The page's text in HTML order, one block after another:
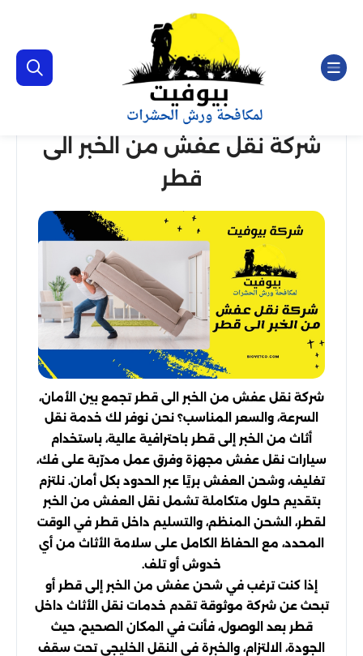
شركة نقل عفش من الخبر الى
قطر
شركة نقل عفش من الخبر الى قطر تجمع بين الأمان،
السرعة، والسعر المناسب؟ نحن نوفر لك خدمة نقل
أثاث من الخبر إلى قطر باحترافية عالية، باستخدام
سيارات نقل عفش مجهزة وفرق عمل مدرّبة على فك،
تغليف، وشحن العفش بريًا عبر الحدود بكل أمان. نلتزم
بتقديم حلول متكاملة تشمل نقل العفش من الخبر
لقطر، الشحن المنظم، والتسليم داخل قطر في الوقت
المحدد، مع الحفاظ الكامل على سلامة الأثاث من أي
خدوش أو تلف.
إذا كنت ترغب في شحن عفش من الخبر إلى قطر أو
تبحث عن شركة موثوقة تقدم خدمات نقل الأثاث داخل
قطر بعد الوصول، فأنت في المكان الصحيح، حيث
الجودة، الالتزام، والخبرة في النقل الخليجي تحت سقف